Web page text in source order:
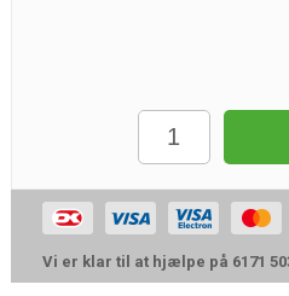
Vi er klar til at hjælpe på 6171